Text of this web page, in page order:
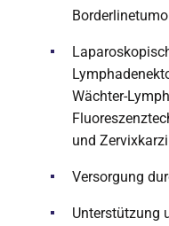
Wächter-
und
Versorgung
Unterstützung